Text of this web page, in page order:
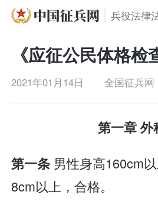
兵役法律
《应征公民体格
2021年01月14日 全国征兵网
第一章 外
第一条 男性身高160cm
8cm以上，合格。